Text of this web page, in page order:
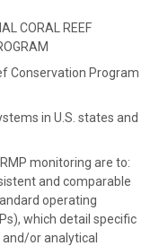
CORAL REEF
Conservation Program
in U.S. states and
monitoring are to:
and comparable
operating
which detail specific
or analytical